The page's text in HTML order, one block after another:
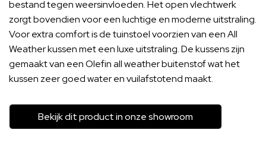
bestand tegen weersinvloeden. Het open vlechtwerk
zorgt bovendien voor een luchtige en moderne uitstraling.
Voor extra comfort is de tuinstoel voorzien van een All
Weather kussen met een luxe uitstraling. De kussens zijn
gemaakt van een Olefin all weather buitenstof wat het
kussen zeer goed water en vuilafstotend maakt.
Bekijk dit product in onze showroom